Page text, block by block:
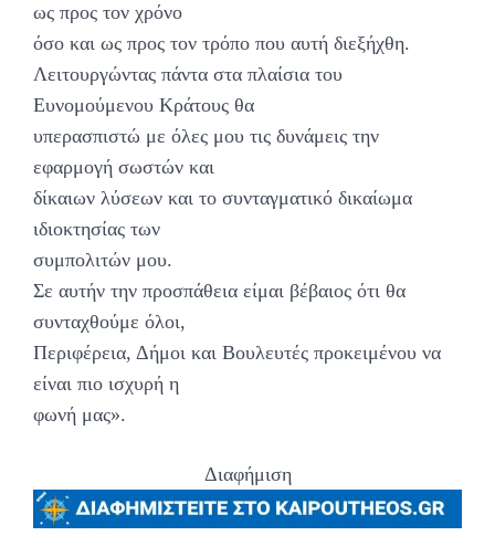
ως προς τον χρόνο
όσο και ως προς τον τρόπο που αυτή διεξήχθη.
Λειτουργώντας πάντα στα πλαίσια του
Ευνομούμενου Κράτους θα
υπερασπιστώ με όλες μου τις δυνάμεις την
εφαρμογή σωστών και
δίκαιων λύσεων και το συνταγματικό δικαίωμα
ιδιοκτησίας των
συμπολιτών μου.
Σε αυτήν την προσπάθεια είμαι βέβαιος ότι θα
συνταχθούμε όλοι,
Περιφέρεια, Δήμοι και Βουλευτές προκειμένου να
είναι πιο ισχυρή η
φωνή μας».
Διαφήμιση